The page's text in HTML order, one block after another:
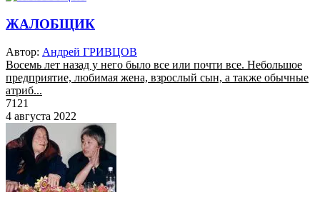
ЖАЛОБЩИК
Автор: Андрей ГРИВЦОВ
Восемь лет назад у него было все или почти все. Небольшое
предприятие, любимая жена, взрослый сын, а также обычные
атриб...
7121
4 августа 2022